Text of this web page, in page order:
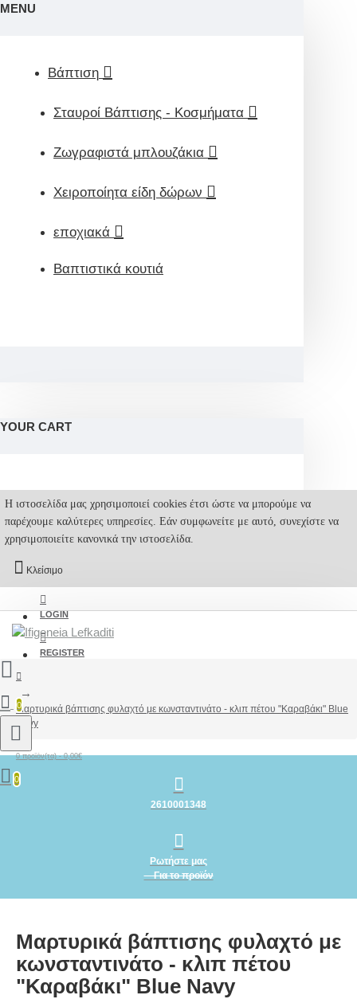
MENU
Βάπτιση
Σταυροί Βάπτισης - Κοσμήματα
Ζωγραφιστά μπλουζάκια
Χειροποίητα είδη δώρων
εποχιακά
Βαπτιστικά κουτιά
YOUR CART
Η ιστοσελίδα μας χρησιμοποιεί cookies έτσι ώστε να μπορούμε να
παρέχουμε καλύτερες υπηρεσίες. Εάν συμφωνείτε με αυτό, συνεχίστε να
χρησιμοποιείτε κανονικά την ιστοσελίδα.
Κλείσιμο
LOGIN
REGISTER
0
0 προϊόν(τα) - 0,00€
0
Μαρτυρικά βάπτισης φυλαχτό με κωνσταντινάτο - κλιπ πέτου "Καραβάκι" Blue
Navy
2610001348
Ρωτήστε μας
Για το προϊόν
Μαρτυρικά βάπτισης φυλαχτό με
κωνσταντινάτο - κλιπ πέτου
"Καραβάκι" Blue Navy